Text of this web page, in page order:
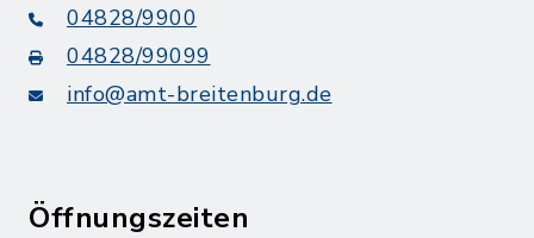
04828/9900
04828/99099
info@amt-breitenburg.de
Öffnungszeiten